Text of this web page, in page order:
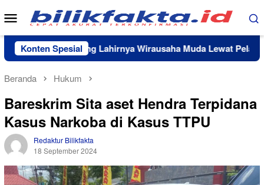
Loncat
ke
konten
Menu
Mobile
Konten Spesial
Lutim Dorong Lahirnya Wirausaha Muda Lewat Pelatihan
Beranda Hukum
Bareskrim Sita aset Hendra Terpidana
Kasus Narkoba di Kasus TTPU
Redaktur Bilikfakta
18 September 2024